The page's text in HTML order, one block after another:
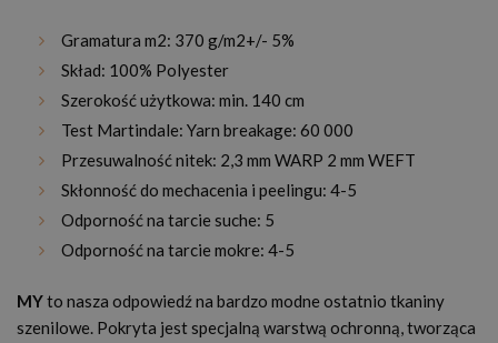
Gramatura m2: 370 g/m2+/- 5%
Skład: 100% Polyester
Szerokość użytkowa: min. 140 cm
Test Martindale: Yarn breakage: 60 000
Przesuwalność nitek: 2,3 mm WARP 2 mm WEFT
Skłonność do mechacenia i peelingu: 4-5
Odporność na tarcie suche: 5
Odporność na tarcie mokre: 4-5
MYto nasza odpowiedź na bardzo modne ostatnio tkaniny
szenilowe. Pokryta jest specjalną warstwą ochronną, tworząca